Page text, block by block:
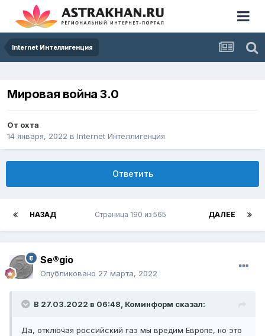
Internet Интеллигенция
Мировая война 3.0
От охта
14 января, 2022 в Internet Интеллигенция
Ответить
НАЗАД ДАЛЕЕ
Страница 190 из 565
Se®gio
Опубликовано 27 марта, 2022
В 27.03.2022 в 06:48, Коминформ сказал:
Да, отключая российский газ мы вредим Европе, но это